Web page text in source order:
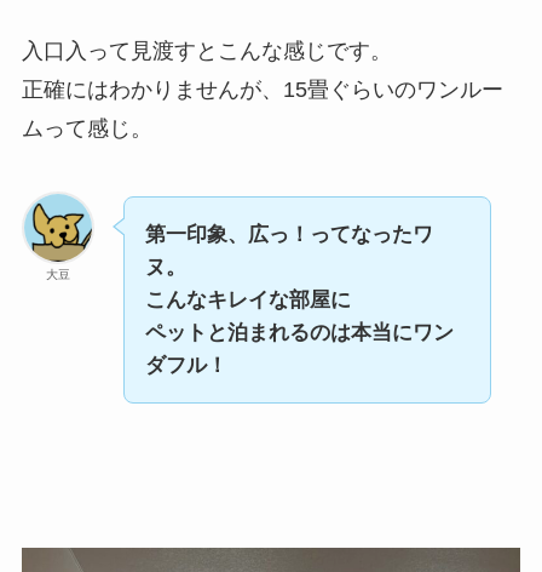
入口入って見渡すとこんな感じです。
正確にはわかりませんが、15畳ぐらいのワンルー
ムって感じ。
大豆
第一印象、広っ！ってなったワ
ヌ。
こんなキレイな部屋に
ペットと泊まれるのは本当にワン
ダフル！